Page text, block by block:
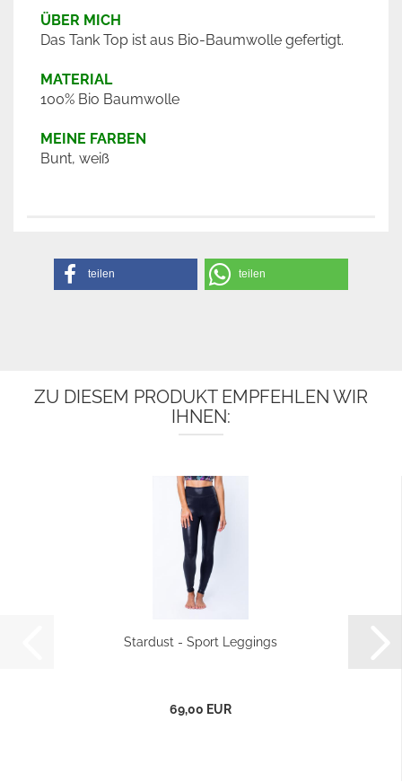
ÜBER MICH
Das Tank Top ist aus Bio-Baumwolle gefertigt.
MATERIAL
100% Bio Baumwolle
MEINE FARBEN
Bunt, weiß
teilen teilen
ZU DIESEM PRODUKT EMPFEHLEN WIR
IHNEN:
Stardust - Sport Leggings
69,00 EUR